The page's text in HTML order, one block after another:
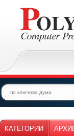
КАТЕГОРИИ